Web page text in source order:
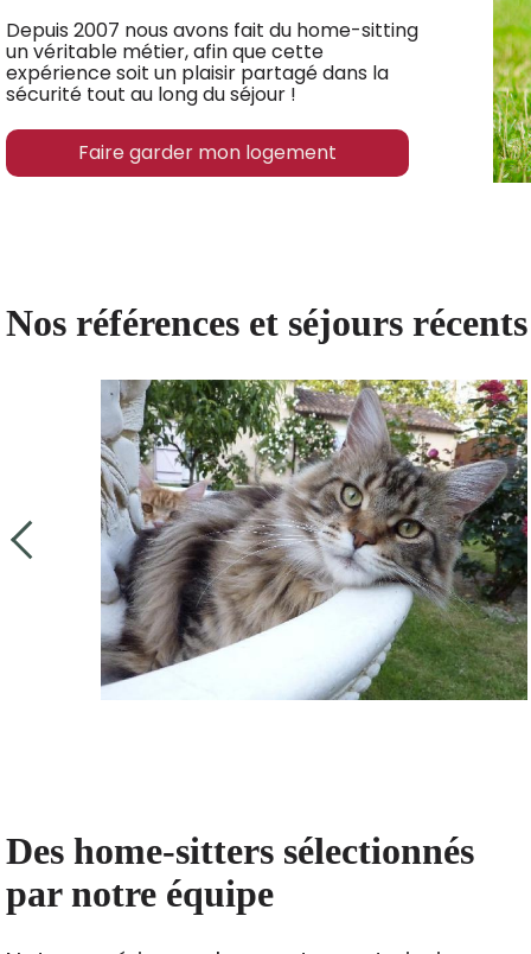
Depuis 2007 nous avons fait du home-sitting
un véritable métier, afin que cette
expérience soit un plaisir partagé dans la
sécurité tout au long du séjour !
Faire garder mon logement
Nos références et séjours récents
Des home-sitters sélectionnés
par notre équipe